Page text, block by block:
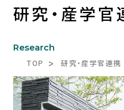
研究・産学官
Research
TOP 研究・産学官連携